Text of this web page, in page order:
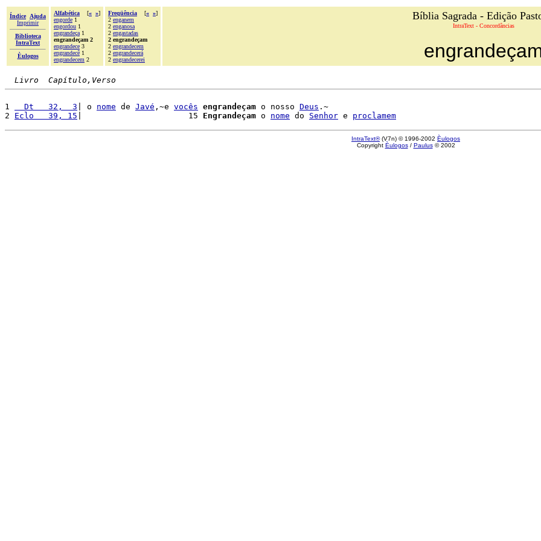
Índice
Ajuda
Imprimir
Biblioteca
IntraText
Èulogos
Alfabética [« »]
engorde 1
engordou 1
engrandeça 1
engrandeçam 2
engrandece 3
engrandecê 1
engrandecem 2
Freqüência [« »]
2 enganem
2 enganosa
2 engastadas
2 engrandeçam
2 engrandecem
2 engrandecerá
2 engrandecerei
Bíblia Sagrada - Edição
IntraText - Concordâncias
Livro  Capítulo,Verso
1
  Dt   32,  3
| o nome de Javé ,~e vocês engrandeçam o nosso Deus .~
2 Eclo   39, 15 |                      15 Engrandeçam o nome do Senhor e proclamem
IntraText®(V7n) © 1996-2002 Èulogos
Copyright Èulogos/ Paulus© 2002